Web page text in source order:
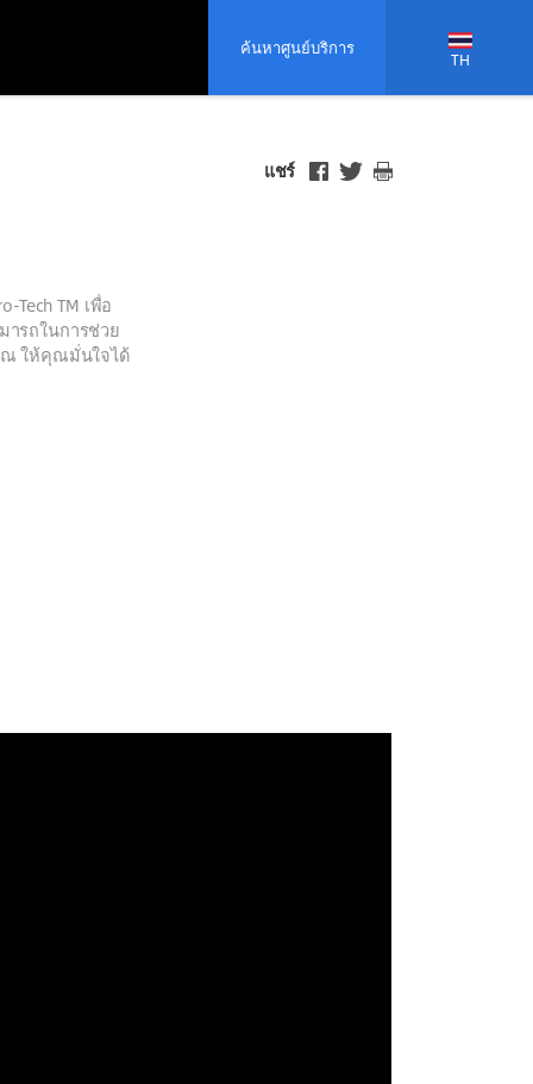
ค้นหาศูนย์บริการ
TH
แชร์
Tech TM เพื่อ
ารถในการช่วย
ณ ให้คุณมั่นใจได้